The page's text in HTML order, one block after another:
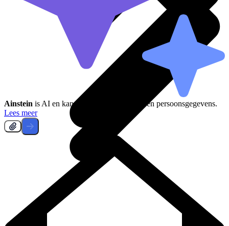
Ainstein is AI en kan fouten maken, deel geen persoonsgegevens.
Lees meer